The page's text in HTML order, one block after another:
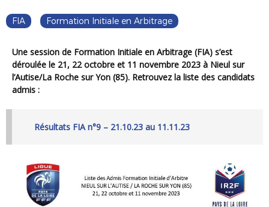
FIA Formation Initiale en Arbitrage
Une session de Formation Initiale en Arbitrage (FIA) s’est
déroulée le 21, 22 octobre et 11 novembre 2023 à Nieul sur
l’Autise/La Roche sur Yon (85). Retrouvez la liste des candidats
admis :
Résultats FIA n°9 – 21.10.23 au 11.11.23